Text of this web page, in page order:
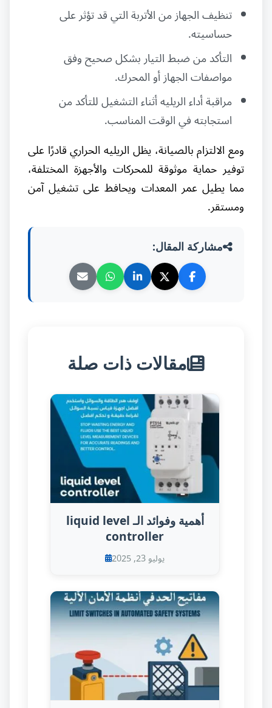
تنظيف الجهاز من الأتربة التي قد تؤثر على
حساسيته.
التأكد من ضبط التيار بشكل صحيح وفق
مواصفات الجهاز أو المحرك.
مراقبة أداء الريليه أثناء التشغيل للتأكد من
استجابته في الوقت المناسب.
ومع الالتزام بالصيانة، يظل الريليه الحراري قادرًا على
توفير حماية موثوقة للمحركات والأجهزة المختلفة،
مما يطيل عمر المعدات ويحافظ على تشغيل آمن
ومستقر.
مشاركة المقال:
مقالات ذات صلة
أهمية وفوائد الـ liquid level
controller
يوليو 23, 2025